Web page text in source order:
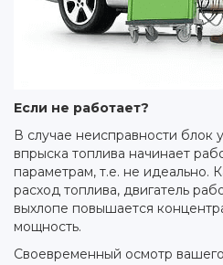
Если не работает?
В случае неисправности блок
впрыска топлива начинает
параметрам, т.е. не идеально.
расход топлива, двигатель
выхлопе повышается
мощность.
Своевременный осмотр